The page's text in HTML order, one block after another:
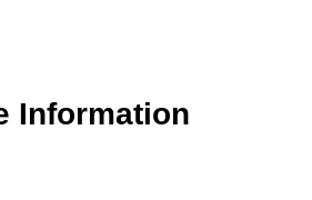
Information